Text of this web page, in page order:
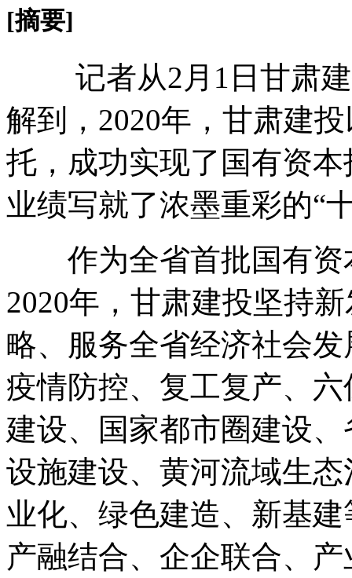
[摘要]
记者从2月1日甘肃建
解到，2020年，甘肃建
托，成功实现了国有资
业绩写就了浓墨重彩的“
作为全省首批国有资
2020年，甘肃建投坚持
略、服务全省经济社会
疫情防控、复工复产、
建设、国家都市圈建设
设施建设、黄河流域生
业化、绿色建造、新基
产融结合、企企联合、